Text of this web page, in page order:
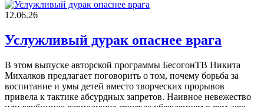
12.06.26
Услужливый дурак опаснее врага
В этом выпуске авторской программы БесогонТВ Никита
Михалков предлагает поговорить о том, почему борьба за
воспитание и умы детей вместо творческих прорывов
привела к тактике абсурдных запретов. Наивное невежество